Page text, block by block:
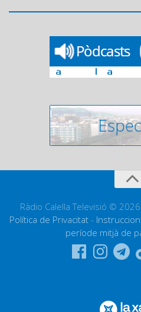
Ràdio Calella Televisió ©
Política de Privacitat -
període mitjà de